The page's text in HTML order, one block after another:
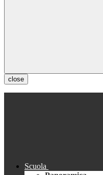
close
Scuola